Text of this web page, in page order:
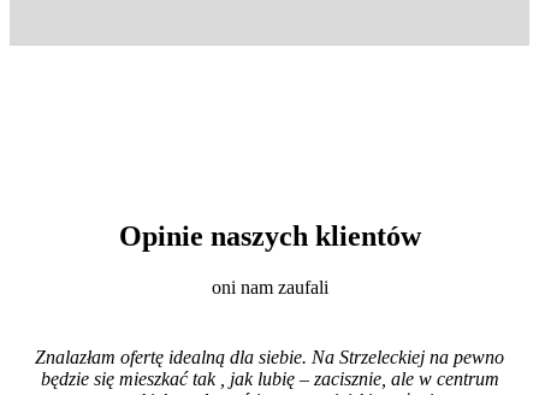
Opinie naszych klientów
oni nam zaufali
Znalazłam ofertę idealną dla siebie. Na Strzeleckiej na pewno
będzie się mieszkać tak , jak lubię – zacisznie, ale w centrum